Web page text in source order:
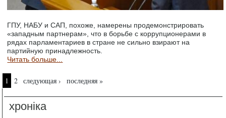
ГПУ, НАБУ и САП, похоже, намерены продемонстрировать
«западным партнерам», что в борьбе с коррупционерами в
рядах парламентариев в стране не сильно взирают на
партийную принадлежность.
Читать больше...
Страницы
1 2 следующая › последняя »
хроніка